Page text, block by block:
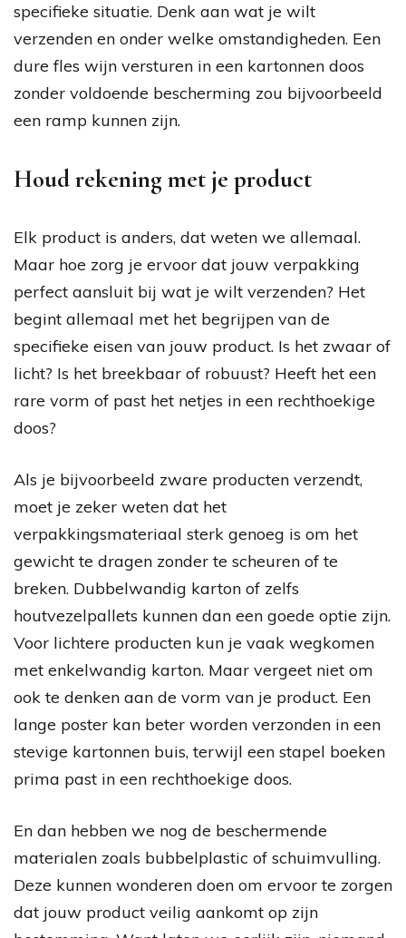
specifieke situatie. Denk aan wat je wilt
verzenden en onder welke omstandigheden. Een
dure fles wijn versturen in een kartonnen doos
zonder voldoende bescherming zou bijvoorbeeld
een ramp kunnen zijn.
Houd rekening met je product
Elk product is anders, dat weten we allemaal.
Maar hoe zorg je ervoor dat jouw verpakking
perfect aansluit bij wat je wilt verzenden? Het
begint allemaal met het begrijpen van de
specifieke eisen van jouw product. Is het zwaar of
licht? Is het breekbaar of robuust? Heeft het een
rare vorm of past het netjes in een rechthoekige
doos?
Als je bijvoorbeeld zware producten verzendt,
moet je zeker weten dat het
verpakkingsmateriaal sterk genoeg is om het
gewicht te dragen zonder te scheuren of te
breken. Dubbelwandig karton of zelfs
houtvezelpallets kunnen dan een goede optie zijn.
Voor lichtere producten kun je vaak wegkomen
met enkelwandig karton. Maar vergeet niet om
ook te denken aan de vorm van je product. Een
lange poster kan beter worden verzonden in een
stevige kartonnen buis, terwijl een stapel boeken
prima past in een rechthoekige doos.
En dan hebben we nog de beschermende
materialen zoals bubbelplastic of schuimvulling.
Deze kunnen wonderen doen om ervoor te zorgen
dat jouw product veilig aankomt op zijn